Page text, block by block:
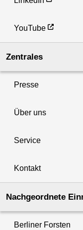
YouTube
Zentrales
Presse
Über uns
Service
Kontakt
Nachgeordnete
Berliner Forsten